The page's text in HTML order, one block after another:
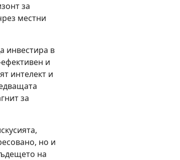
за
местни
инвестира в
и
интелект и
за
но и
на